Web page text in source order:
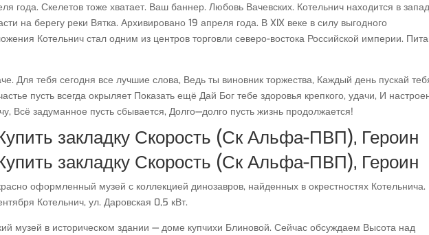
года. Скелетов тоже хватает. Ваш баннер. Любовь Вачевских. Котельнич находится в
на берегу реки Вятка. Архивировано 19 апреля года. В XIX веке в силу выгодного
Котельнич стал одним из центров торговли северо-востока Российской империи.
Для тебя сегодня все лучшие слова, Ведь ты виновник торжества, Каждый день пускай
пусть всегда окрыляет Показать ещё Дай Бог тебе здоровья крепкого, удачи, И
Всё задуманное пусть сбывается, Долго—долго пусть жизнь продолжается!
закладку Скорость (Ск Альфа-ПВП), Героин
закладку Скорость (Ск Альфа-ПВП), Героин
оформленный музей с коллекцией динозавров, найденных в окрестностях Котельнича.
Котельнич, ул. Даровская 0,5 кВт.
музей в историческом здании — доме купчихи Блиновой. Сейчас обсуждаем Высота над